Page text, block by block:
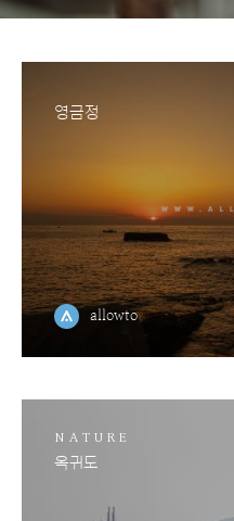
영금정
allowto
NATURE
옥귀도